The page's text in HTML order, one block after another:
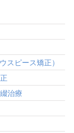
スピース矯正）
治療